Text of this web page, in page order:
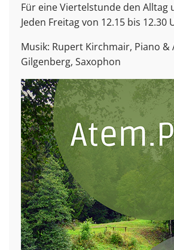
Für eine Viertelstunde den Alltag
Jeden Freitag von 12.15 bis 12.30
Musik: Rupert Kirchmair, Piano &
Gilgenberg, Saxophon